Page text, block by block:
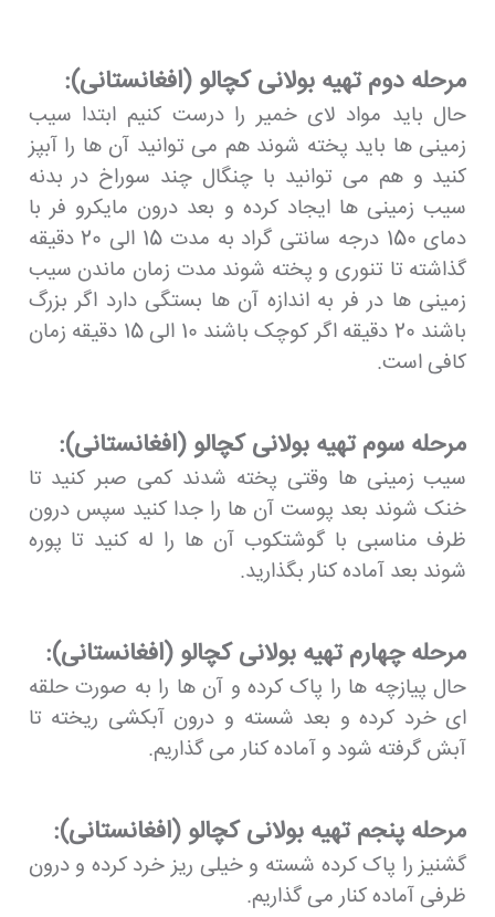
مرحله دوم تهیه بولانی کچالو (افغانستانی):
حال باید مواد لای خمیر را درست کنیم ابتدا سیب
زمینی ها باید پخته شوند هم می توانید آن ها را آبپز
کنید و هم می توانید با چنگال چند سوراخ در بدنه
سیب زمینی ها ایجاد کرده و بعد درون مایکرو فر با
دمای 150 درجه سانتی گراد به مدت 15 الی 20 دقیقه
گذاشته تا تنوری و پخته شوند مدت زمان ماندن سیب
زمینی ها در فر به اندازه آن ها بستگی دارد اگر بزرگ
باشند 20 دقیقه اگر کوچک باشند 10 الی 15 دقیقه زمان
کافی است.
مرحله سوم تهیه بولانی کچالو (افغانستانی):
سیب زمینی ها وقتی پخته شدند کمی صبر کنید تا
خنک شوند بعد پوست آن ها را جدا کنید سپس درون
ظرف مناسبی با گوشتکوب آن ها را له کنید تا پوره
شوند بعد آماده کنار بگذارید.
مرحله چهارم تهیه بولانی کچالو (افغانستانی):
حال پیازچه ها را پاک کرده و آن ها را به صورت حلقه
ای خرد کرده و بعد شسته و درون آبکشی ریخته تا
آبش گرفته شود و آماده کنار می گذاریم.
مرحله پنجم تهیه بولانی کچالو (افغانستانی):
گشنیز را پاک کرده شسته و خیلی ریز خرد کرده و درون
ظرفی آماده کنار می گذاریم.